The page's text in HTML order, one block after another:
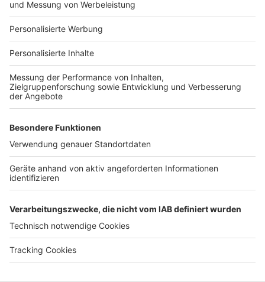
Für Unternehmen
Ihre Baufirma auf bauen.de
Kostenloses Infogespräch